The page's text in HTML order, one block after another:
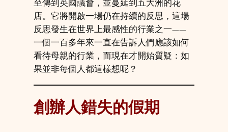
至傳到英國議會，並蔓延到五大洲的花
店。它將開啟一場仍在持續的反思，這場
反思發生在世界上最感性的行業之一——
一個一百多年來一直在告訴人們應該如何
看待母親的行業，而現在才開始質疑：如
果並非每個人都這樣想呢？
創辦人錯失的假期